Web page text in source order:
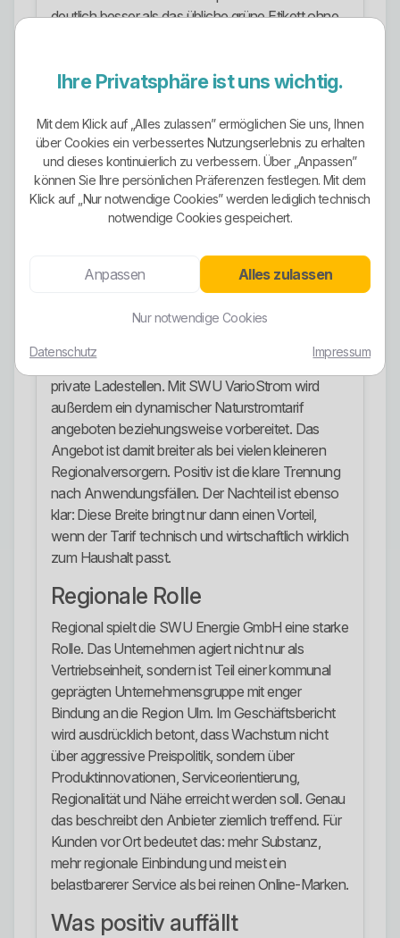
deutlich besser als das übliche grüne Etikett ohne
laut Stromkennzeichnung nicht komplett
legt, sollte deshalb gezielt NaturStrom oder
RegionalStrom wählen und nicht irgendeinen
Standardtarif nehmen.
Stromangebote
SchwabenStrom Online, SWU NaturStrom, SWU
RegionalStrom und SWU Strom für Grund- und
Angebot durch SWU SchwabenStrom
Wärmepumpe, SWU SchwabenStrom
Speicherheizung und SWU NaturStrom eMobil für
private Ladestellen. Mit SWU VarioStrom wird
außerdem ein dynamischer Naturstromtarif
angeboten beziehungsweise vorbereitet. Das
Angebot ist damit breiter als bei vielen kleineren
Regionalversorgern. Positiv ist die klare Trennung
nach Anwendungsfällen. Der Nachteil ist ebenso
klar: Diese Breite bringt nur dann einen Vorteil,
wenn der Tarif technisch und wirtschaftlich wirklich
zum Haushalt passt.
Regionale Rolle
Regional spielt die SWU Energie GmbH eine starke
Rolle. Das Unternehmen agiert nicht nur als
Vertriebseinheit, sondern ist Teil einer kommunal
geprägten Unternehmensgruppe mit enger
Bindung an die Region Ulm. Im Geschäftsbericht
wird ausdrücklich betont, dass Wachstum nicht
über aggressive Preispolitik, sondern über
Produktinnovationen, Serviceorientierung,
Regionalität und Nähe erreicht werden soll. Genau
das beschreibt den Anbieter ziemlich treffend. Für
Kunden vor Ort bedeutet das: mehr Substanz,
mehr regionale Einbindung und meist ein
belastbarerer Service als bei reinen Online-Marken.
Was positiv auffällt
Ihre Privatsphäre ist uns wichtig.
Mit dem Klick auf „Alles zulassen” ermöglichen Sie uns, Ihnen
über Cookies ein verbessertes Nutzungserlebnis zu erhalten
und dieses kontinuierlich zu verbessern. Über „Anpassen”
können Sie Ihre persönlichen Präferenzen festlegen. Mit dem
Klick auf „Nur notwendige Cookies” werden lediglich technisch
notwendige Cookies gespeichert.
Anpassen Alles zulassen
Nur notwendige Cookies
Datenschutz Impressum